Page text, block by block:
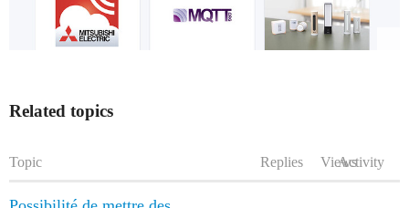
Related topics
Topic Replies ViewsActivity